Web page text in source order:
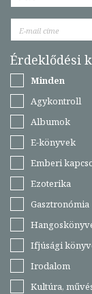
Érdeklődési
Minden
Agykontroll
Albumok
E-könyvek
Emberi
Ezoterika
Gasztronómia
Ifjúsági
Irodalom
Kultúra,